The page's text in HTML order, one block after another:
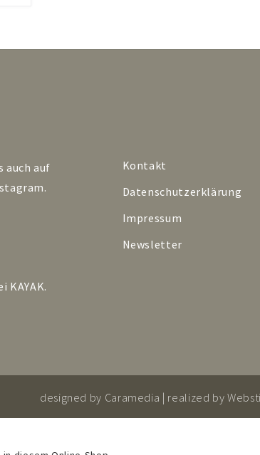
auch auf
.
KAYAK.
Kontakt
Datenschutzerklärung
Impressum
Newsletter
designed by Caramedia | realized by